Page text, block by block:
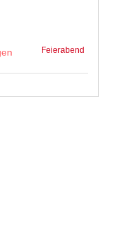
Feierabend